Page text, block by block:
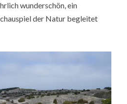
wunderschön, ein
der Natur begleitet